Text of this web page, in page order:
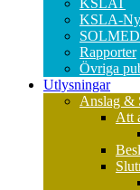
KSLAT
KSLA-
SOLMED
Rapporter
Övriga
Utlysningar
Anslag &
Att